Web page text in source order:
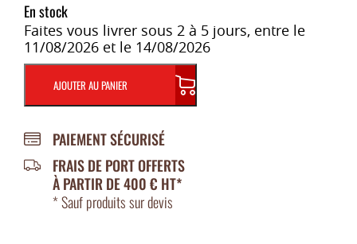
En stock
Faites vous livrer sous 2 à 5 jours, entre le
11/08/2026 et le 14/08/2026
AJOUTER AU PANIER
PAIEMENT SÉCURISÉ
FRAIS DE PORT OFFERTS
À PARTIR DE 400 € HT*
* Sauf produits sur devis